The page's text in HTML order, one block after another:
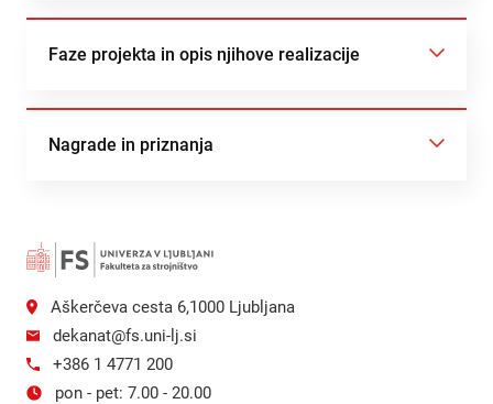
Faze projekta in opis njihove realizacije
Nagrade in priznanja
Aškerčeva cesta 6,1000 Ljubljana
dekanat@fs.uni-lj.si
+386 1 4771 200
pon - pet: 7.00 - 20.00